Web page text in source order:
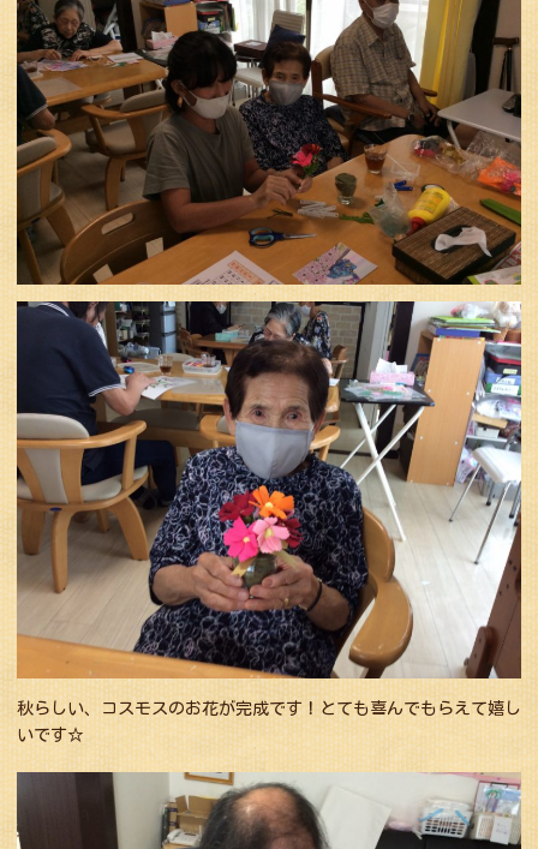
秋らしい、コスモスのお花が完成です！とても喜んでもらえて嬉し
いです☆